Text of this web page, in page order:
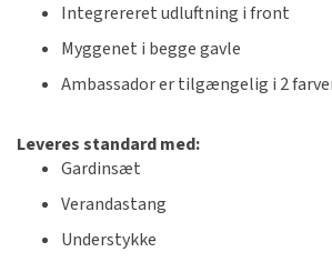
Integrereret udluftning i front
Myggenet i begge gavle
Ambassador er tilgængelig i 2
Leveres standard med:
Gardinsæt
Verandastang
Understykke